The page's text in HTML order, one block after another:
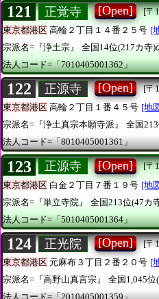
121 正覚寺 [Open]
[〒
東京都港区 高輪２丁目１４番２５号 [
宗派名=『浄土宗』
全国14位(217カ寺)
法人コード=「7010405001362」
122 正源寺 [Open]
[〒
東京都港区 高輪２丁目１番４５号 [地
宗派名=『浄土真宗本願寺派』
全国
法人コード=「8010405001361」
123 正源寺 [Open]
[〒
東京都港区 白金２丁目７番１９号 [地
宗派名=『単立寺院』
全国213位(47カ
法人コード=「5010405001364」
124 正光院 [Open]
[〒
東京都港区 元麻布３丁目２番２０号 [
宗派名=『高野山真言宗』
全国1,045位
法人コード=「2010405001359」